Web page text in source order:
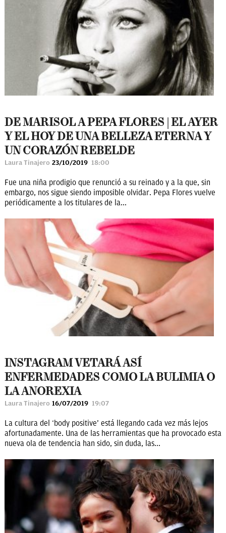
DE MARISOL A PEPA FLORES | EL AYER
Y EL HOY DE UNA BELLEZA ETERNA Y
UN CORAZÓN REBELDE
Laura Tinajero 23/10/2019 18:00
Fue una niña prodigio que renunció a su reinado y a la que, sin
embargo, nos sigue siendo imposible olvidar. Pepa Flores vuelve
periódicamente a los titulares de la...
INSTAGRAM VETARÁ ASÍ
ENFERMEDADES COMO LA BULIMIA O
LA ANOREXIA
Laura Tinajero 16/07/2019 19:07
La cultura del ‘body positive’ está llegando cada vez más lejos
afortunadamente. Una de las herramientas que ha provocado esta
nueva ola de tendencia han sido, sin duda, las...